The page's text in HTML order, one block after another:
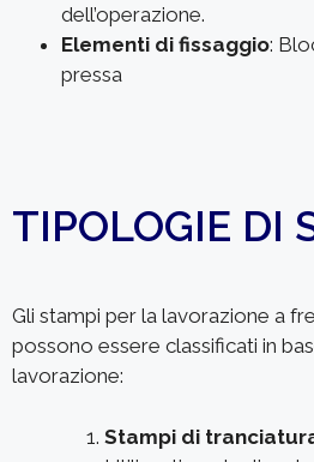
dell’operazione.
Elementi di fissaggio:
pressa
TIPOLOGIE DI
Gli stampi per la lavorazione a
possono essere classificati in
lavorazione:
Stampi di